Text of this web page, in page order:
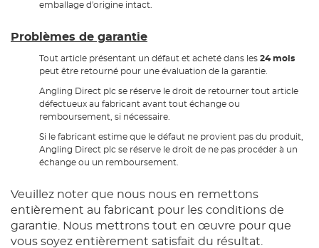
emballage d'origine intact.
Problèmes de garantie
Tout article présentant un défaut et acheté dans les 24 mois
peut être retourné pour une évaluation de la garantie.
Angling Direct plc se réserve le droit de retourner tout article
défectueux au fabricant avant tout échange ou
remboursement, si nécessaire.
Si le fabricant estime que le défaut ne provient pas du produit,
Angling Direct plc se réserve le droit de ne pas procéder à un
échange ou un remboursement.
Veuillez noter que nous nous en remettons
entièrement au fabricant pour les conditions de
garantie. Nous mettrons tout en œuvre pour que
vous soyez entièrement satisfait du résultat.